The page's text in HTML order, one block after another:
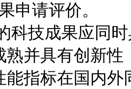
申请评价。
科技成果应同
熟并具有创新性
能指标在国内